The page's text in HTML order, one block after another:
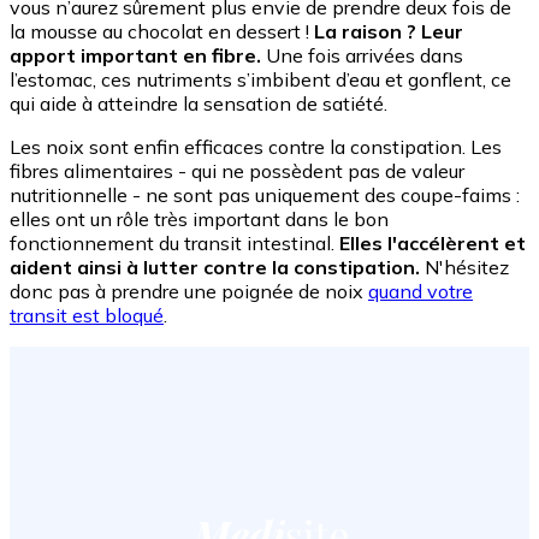
vous n’aurez sûrement plus envie de prendre deux fois de
la mousse au chocolat en dessert ! La raison ? Leur
apport important en fibre. Une fois arrivées dans
l’estomac, ces nutriments s’imbibent d’eau et gonflent, ce
qui aide à atteindre la sensation de satiété.
Les noix sont enfin efficaces contre la constipation. Les
fibres alimentaires - qui ne possèdent pas de valeur
nutritionnelle - ne sont pas uniquement des coupe-faims :
elles ont un rôle très important dans le bon
fonctionnement du transit intestinal. Elles l'accélèrent et
aident ainsi à lutter contre la constipation. N'hésitez
donc pas à prendre une poignée de noix quand votre
transit est bloqué